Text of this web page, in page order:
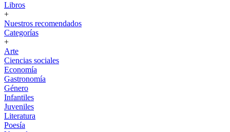
Libros
+
Nuestros recomendados
Categorías
+
Arte
Ciencias sociales
Economía
Gastronomía
Género
Infantiles
Juveniles
Literatura
Poesía